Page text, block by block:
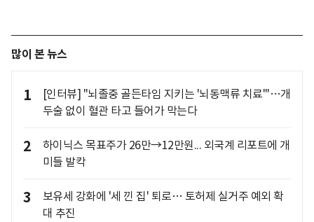
많이 본 뉴스
1
[인터뷰] "뇌졸중 골든타임 지키는 '뇌동맥류 치료'"…개
두술 없이 혈관 타고 들어가 막는다
2
하이닉스 목표주가 26만→12만원... 외국계 리포트에 개
미들 발칵
3
보유세 강화에 '세 낀 집' 퇴로… 토허제 실거주 예외 확
대 추진